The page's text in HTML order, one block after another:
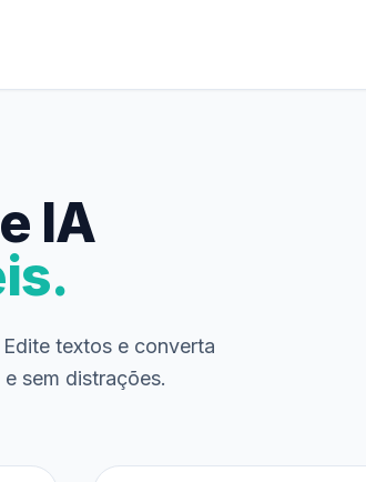
IA
textos e converta
sem distrações.